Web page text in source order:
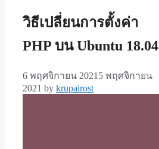
วิธีเปลี่ยนการตั้งค่า
PHP บน Ubuntu 18.04
6 พฤศจิกายน 20215 พฤศจิกายน
2021 by krupairost